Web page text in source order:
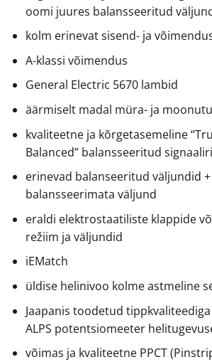
oomi juures balansseeritud
kolm erinevat sisend- ja
A-klassi võimendus
General Electric 5670 lambid
äärmiselt madal müra- ja
kvaliteetne ja kõrgetasemeline
Balanced” balansseeritud
erinevad balanseeritud väljundid
balansseerimata väljund
eraldi elektrostaatiliste klappide
režiim ja väljundid
iEMatch
üldise helinivoo kolme astmeline
Jaapanis toodetud
ALPS potentsiomeeter
võimas ja kvaliteetne PPCT